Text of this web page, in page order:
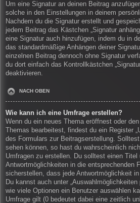
Um eine Signatur an deinen Beitrag
solche in den Einstellungen in deinem
Nachdem du die Signatur erstellt und
jedem Beitrag das Kästchen „Signatur
eine Signatur auch hinzufügen, indem du in
das standardmäßige Anhängen deiner
einzelnen Beitrag dennoch ohne Signatur
du dort einfach das Kontrollkästchen
deaktivieren.
NACH OBEN
Wie kann ich eine Umfrage erstellen?
Wenn du ein neues Thema eröffnest oder
Themas bearbeitest, findest du ein Register
des Formulars zur Beitragserstellung.
sehen können, so hast du wahrscheinlich
Umfragen zu erstellen. Du solltest einen Titel
Antwortmöglichkeiten in die entsprechenden
sicherstellen, dass jede Antwortmöglichkeit
Du kannst auch unter „Auswahlmöglichkeiten
wie viele Optionen ein Benutzer auswählen
Umfrage gilt (0 bedeutet dabei eine zeitlich